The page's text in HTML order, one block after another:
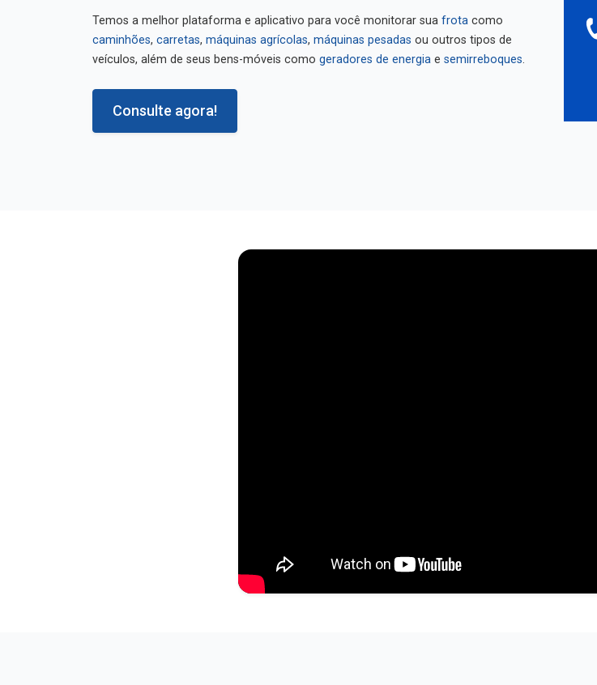
Temos a melhor plataforma e aplicativo para você monitorar sua frota como
caminhões, carretas, máquinas agrícolas, máquinas pesadas ou outros tipos de
veículos, além de seus bens-móveis como geradores de energia e semirreboques.
Consulte agora!